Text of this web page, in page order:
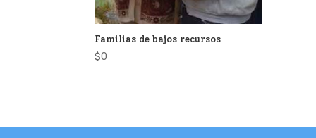
Familias de bajos recursos
$0